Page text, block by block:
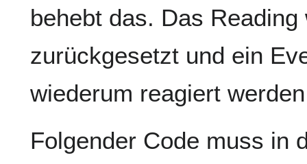
behebt das. Das
zurückgesetzt und ein
wiederum reagiert
Folgender Code muss in